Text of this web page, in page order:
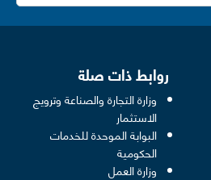
روابط ذات صلة
وزارة التجارة والصناعة وترويج
الاستثمار in a new window
البوابة الموحدة للخدمات
الحكوميةin a new window
وزارة العملin a new window